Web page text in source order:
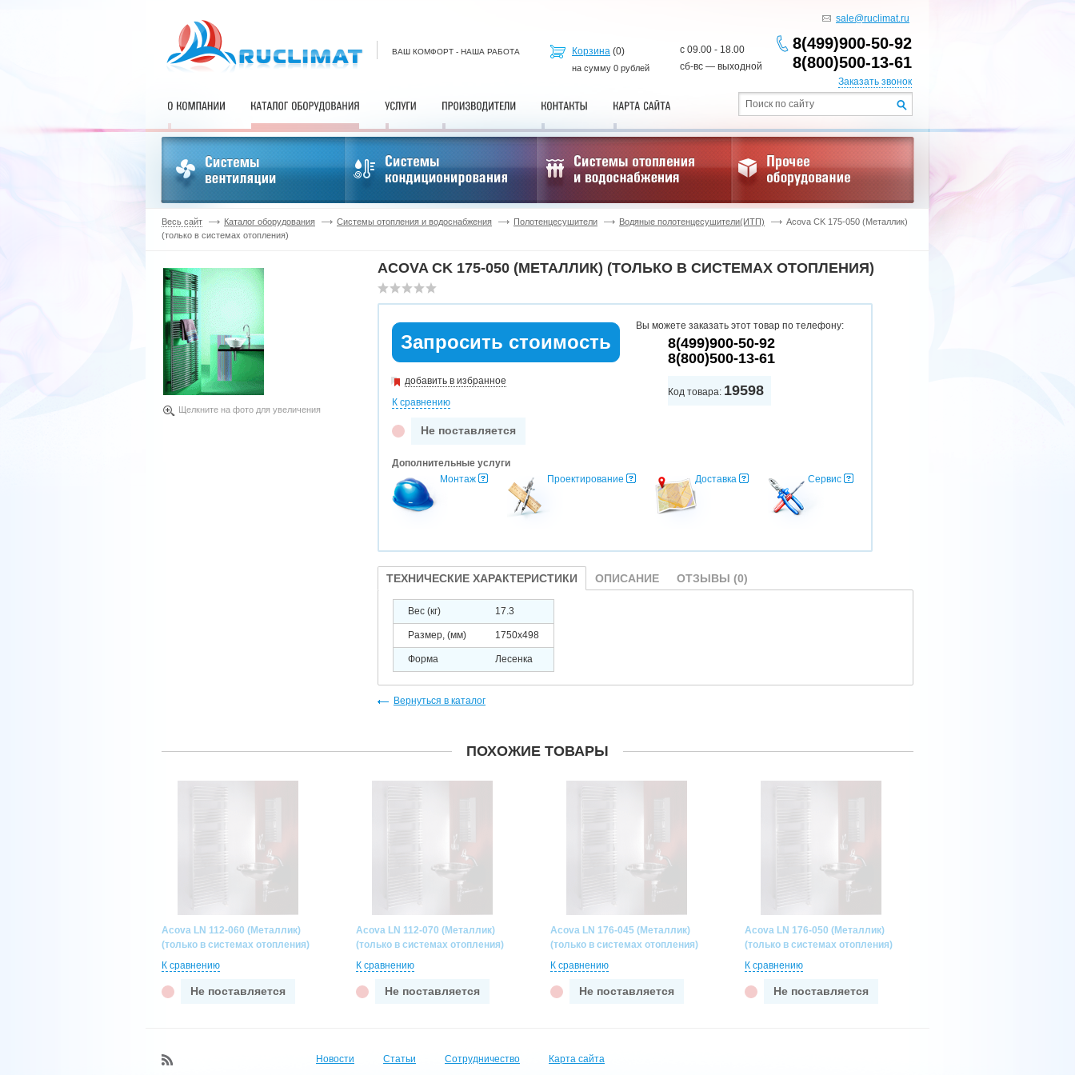
ВАШ КОМФОРТ - НАША РАБОТА Корзина (0)
на сумму 0 рублей
с 09.00 - 18.00
сб-вс — выходной
sale@ruclimat.ru
8(499)900-50-92
8(800)500-13-61
Заказать звонок
Весь сайт Каталог оборудования Системы отопления и водоснабжения Полотенцесушители Водяные полотенцесушители(ИТП)
Acova CK 175-050 (Металлик)
(только в системах отопления)
Щелкните на фото для увеличения
ACOVA CK 175-050 (МЕТАЛЛИК) (ТОЛЬКО В СИСТЕМАХ ОТОПЛЕНИЯ)
Запросить стоимость
добавить в избранное
К сравнению
Не поставляется
Вы можете заказать этот товар по телефону:
8(499)900-50-92
8(800)500-13-61
Код товара: 19598
Дополнительные услуги
Монтаж
Проектирование Доставка Сервис
ТЕХНИЧЕСКИЕ ХАРАКТЕРИСТИКИ ОПИСАНИЕ ОТЗЫВЫ (0)
Вес (кг) 17.3
Размер, (мм) 1750x498
Форма Лесенка
Вернуться в каталог
ПОХОЖИЕ ТОВАРЫ
Acova LN 112-060 (Металлик)
(только в системах отопления)
К сравнению
Не поставляется
Acova LN 112-070 (Металлик)
(только в системах отопления)
К сравнению
Не поставляется
Acova LN 176-045 (Металлик)
(только в системах отопления)
К сравнению
Не поставляется
Acova LN 176-050 (Металлик)
(только в системах отопления)
К сравнению
Не поставляется
Новости Статьи Сотрудничество Карта сайта